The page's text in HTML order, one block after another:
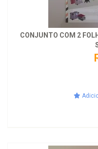
CONJUNTO COM 2